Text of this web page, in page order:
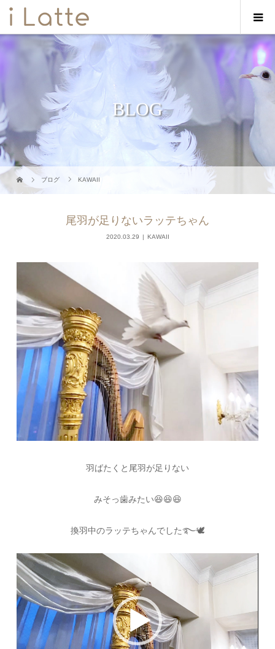
BLOG
ブログ KAWAII
尾羽が足りないラッテちゃん
2020.03.29 KAWAII
羽ばたくと尾羽が足りない
みそっ歯みたい😆😆😆
換羽中のラッテちゃんでした࿐🕊
動
画
プ
レ
ー
ヤ
ー